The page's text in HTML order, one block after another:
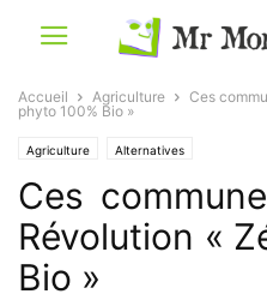
Accueil Agriculture
Ces
phyto 100% Bio »
Agriculture Alternatives
Ces
Révolution «
Bio »